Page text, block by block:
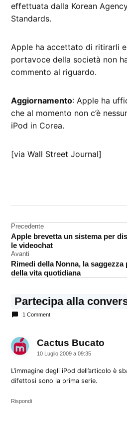
effettuata dalla Korean
Standards.
Apple ha accettato di ritirarli
portavoce della società non
commento al riguardo.
Aggiornamento: Apple ha
che al momento non c’è
iPod in Corea.
[via Wall Street Journal]
Navigazione
articoli
Precedente
Apple brevetta un sistema per
le videochat
Avanti
Rimedi della Nonna, la
della vita quotidiana
Partecipa alla
1 Comment
Cactus Bucato
10 Luglio 2009 a 09:35
L’immagine degli iPod dell’articolo è
difettosi sono la prima serie.
Rispondi